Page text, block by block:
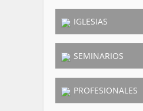
IGLESIAS
SEMINARIOS
PROFESIONALES